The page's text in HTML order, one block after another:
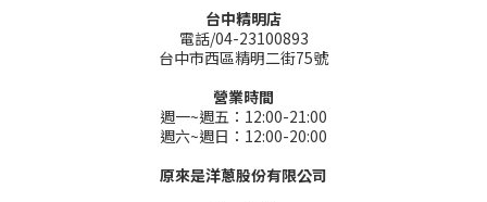
台中精明店
電話/04-23100893
台中市西區精明二街75號
營業時間
週一~週五：12:00-21:00
週六~週日：12:00-20:00
原來是洋蔥股份有限公司